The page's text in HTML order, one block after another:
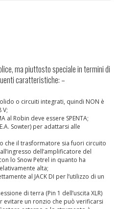
ma piuttosto speciale in termini di
caratteristiche: –
o circuiti integrati, quindi NON è
V;
al Robin deve essere SPENTA;
Sowter) per adattarsi alle
che il trasformatore sia fuori circuito
dell’amplificatore del
lo Snow Petrel in quanto ha
alta;
al JACK DI per l’utilizzo di un
di terra (Pin 1 dell’uscita XLR)
evitare un ronzio che può verificarsi